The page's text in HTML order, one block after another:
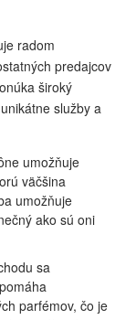
radom
predajcov
široký
služby a
umožňuje
väčšina
umožňuje
ako sú oni
sa
parfémov, čo je